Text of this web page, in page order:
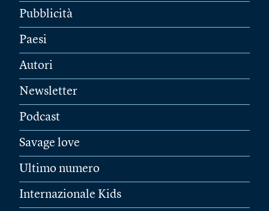
Pubblicità
Paesi
Autori
Newsletter
Podcast
Savage love
Ultimo numero
Internazionale Kids